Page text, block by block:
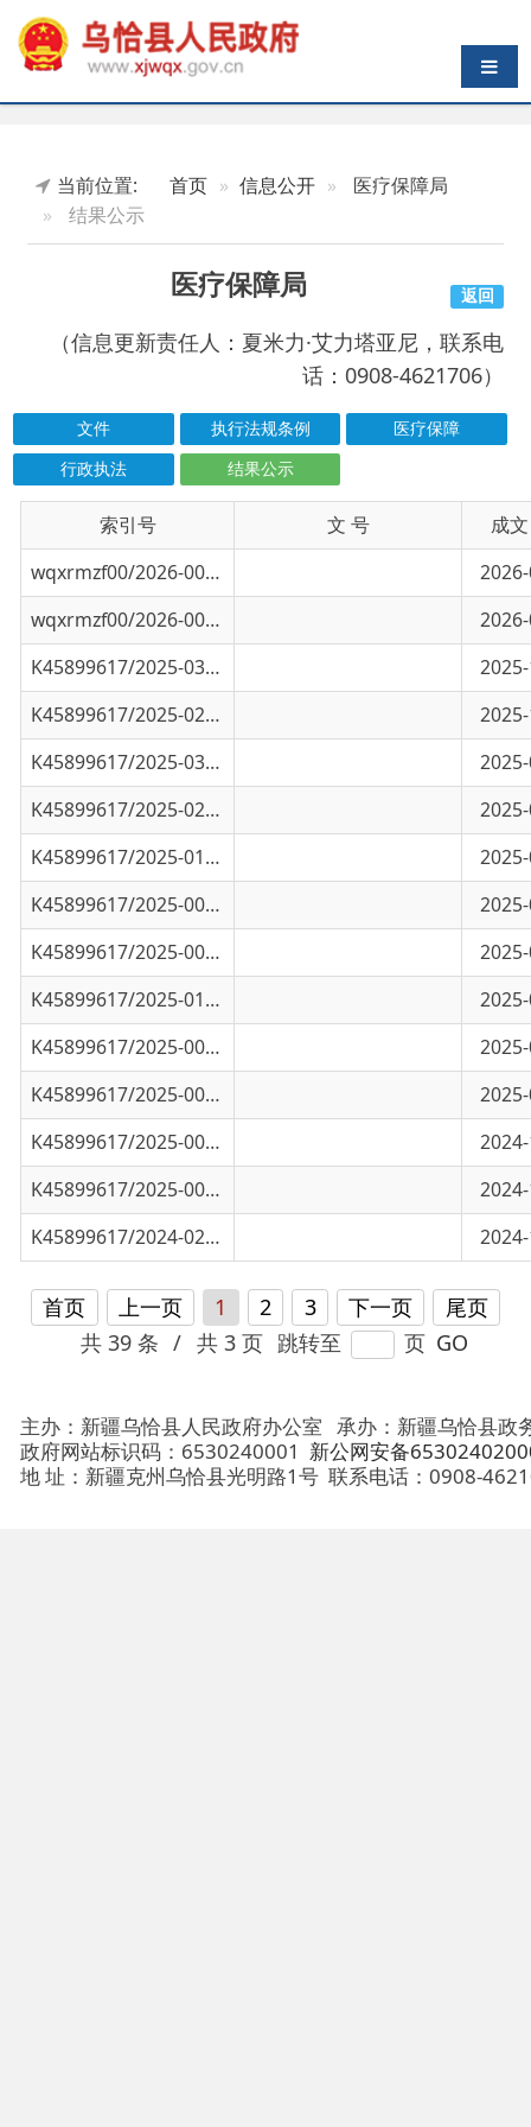
导航切换
结果公示
医疗保障局
（信息更新责任人：夏米力·艾力塔亚尼，联系电
话：0908-4621706）
医疗保障
行政执法
结果公示
索引号 信息标题 文 号
wqxrmzf00/2026-00262
乌恰县2026年第一季度城乡居民依规申请
2026-04-15
wqxrmzf00/2026-00253
乌恰县2026年第一季度医保基金收支情况
2026-04-08
K45899617/2025-02598
乌恰县2025年第三季度医保基金收支情况
2025-10-16
K45899617/2025-03403 乌恰县2025年第三季度城乡居民依规申请
2025-09-25
K45899617/2025-02086
乌恰县2025年第二季度城乡居民临时医疗
2025-07-25
K45899617/2025-01233 2025年乌恰县定点医药机构26家公示表
2025-04-28
K45899617/2025-00916 2025-04-18
K45899617/2025-00854 乌恰县2025年第一季度医保基金收支情况
2025-04-15
K45899617/2025-01284
乌恰县医疗保障局2025年第一季度公共服
2025-03-30
K45899617/2025-00604 关于乌恰县2024年医保定点医药机构名单
2025-03-14
K45899617/2025-00176 乌恰县2024年第四季度（10-12月）城乡
2024-12-30
K45899617/2025-00167 乌恰县第四季度医保基金收支情况（2024
2024-12-30
K45899617/2024-02775
乌恰县第三季度医保基金收支情况2024-10-12
首页 上一页 1
共 39 条 / 共 3 页
主办：新疆乌恰县人民政府办公室承办：新疆乌恰县政务服务
政府网站标识码：6530240001新公网安备65302402000101号
地 址：新疆克州乌恰县光明路1号 联系电话：0908-4621030